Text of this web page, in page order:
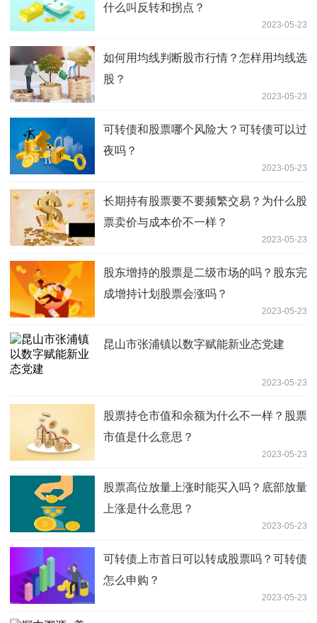
什么叫反转和拐点？
2023-05-23
如何用均线判断股市行情？怎样用均线选
股？
2023-05-23
可转债和股票哪个风险大？可转债可以过
夜吗？
2023-05-23
长期持有股票要不要频繁交易？为什么股
票卖价与成本价不一样？
2023-05-23
股东增持的股票是二级市场的吗？股东完
成增持计划股票会涨吗？
2023-05-23
昆山市张浦镇以数字赋能新业态党建
2023-05-23
股票持仓市值和余额为什么不一样？股票
市值是什么意思？
2023-05-23
股票高位放量上涨时能买入吗？底部放量
上涨是什么意思？
2023-05-23
可转债上市首日可以转成股票吗？可转债
怎么申购？
2023-05-23